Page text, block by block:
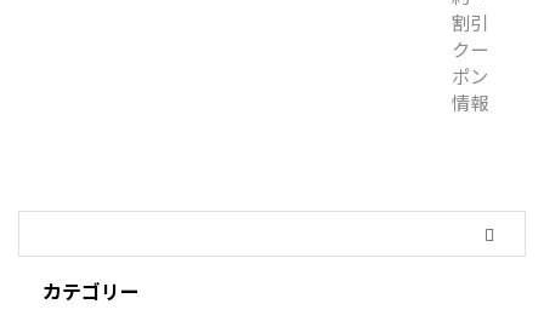
カテゴリー